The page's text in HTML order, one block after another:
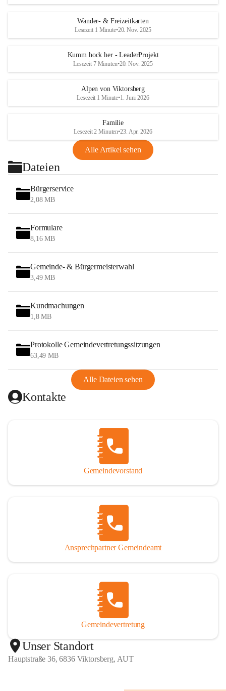
Wander- & Freizeitkarten
Lesezeit 1 Minute•20. Nov. 2025
Kumm hock her - LeaderProjekt
Lesezeit 7 Minuten•20. Nov. 2025
Alpen von Viktorsberg
Lesezeit 1 Minute•1. Juni 2026
Familie
Lesezeit 2 Minuten•23. Apr. 2026
Alle Artikel sehen
Dateien
Bürgerservice
2,08 MB
Formulare
8,16 MB
Gemeinde- & Bürgermeisterwahl
3,49 MB
Kundmachungen
1,8 MB
Protokolle Gemeindevertretungssitzungen
63,49 MB
Alle Dateien sehen
Kontakte
Gemeindevorstand
Ansprechpartner Gemeindeamt
Gemeindevertretung
Unser Standort
Hauptstraße 36, 6836 Viktorsberg, AUT